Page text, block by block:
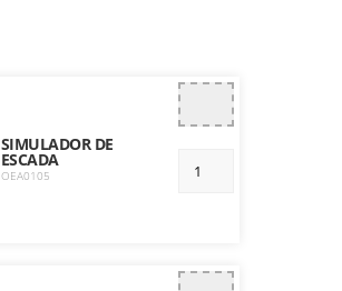
SIMULADOR DE
ESCADA
OEA0105